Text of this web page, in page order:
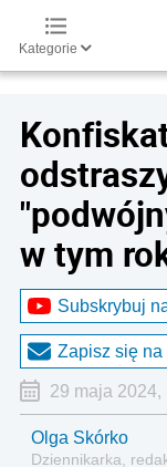
Kategorie
w tym
Subskrybuj
Zapisz się na
29 maja 2024,
Olga Skórko
Dziennikarka,